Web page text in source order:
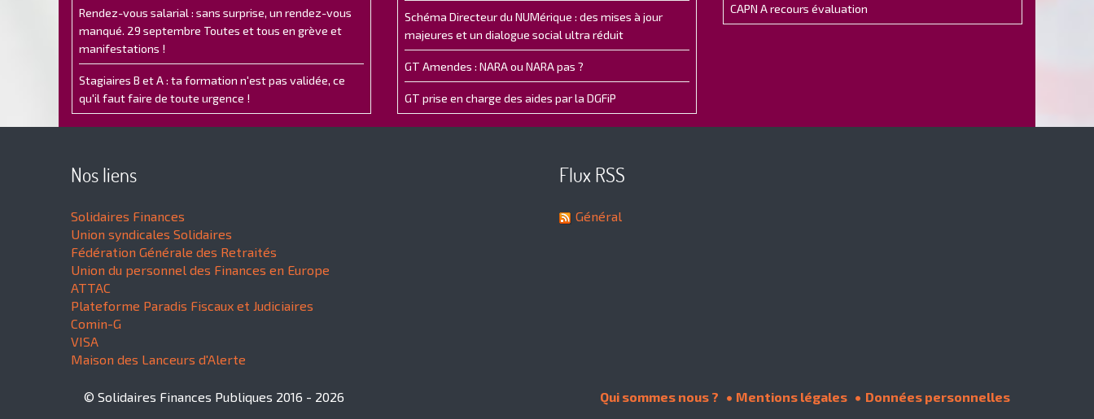
Rendez-vous salarial : sans surprise, un rendez-vous
manqué. 29 septembre Toutes et tous en grève et
manifestations !
Stagiaires B et A : ta formation n'est pas validée, ce
qu'il faut faire de toute urgence !
Schéma Directeur du NUMérique : des mises à jour
majeures et un dialogue social ultra réduit
GT Amendes : NARA ou NARA pas ?
GT prise en charge des aides par la DGFiP
CAPN A recours évaluation
Nos liens
Solidaires Finances
Union syndicales Solidaires
Fédération Générale des Retraités
Union du personnel des Finances en Europe
ATTAC
Plateforme Paradis Fiscaux et Judiciaires
Comin-G
VISA
Maison des Lanceurs d'Alerte
Flux RSS
Général
© Solidaires Finances Publiques 2016 - 2026 Qui sommes nous ? Mentions légales Données personnelles